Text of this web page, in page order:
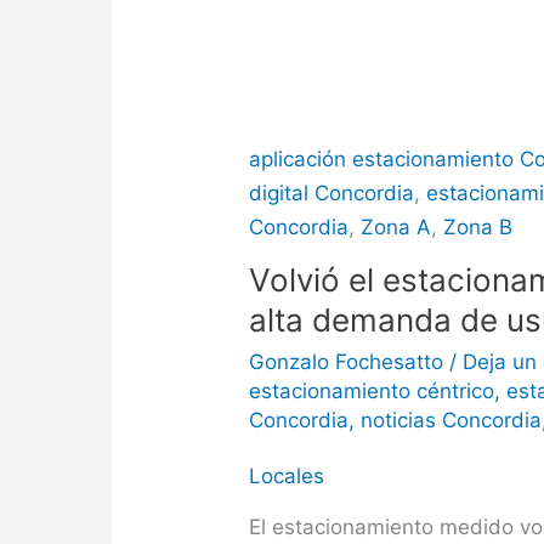
aplicación estacionamiento
digital Concordia,
Concordia, Zona A, Zona B
Volvió el
alta demanda de
Gonzalo Fochesatto / Deja
estacionamiento céntrico,
Concordia, noticias Concordia
Locales
El estacionamiento medido